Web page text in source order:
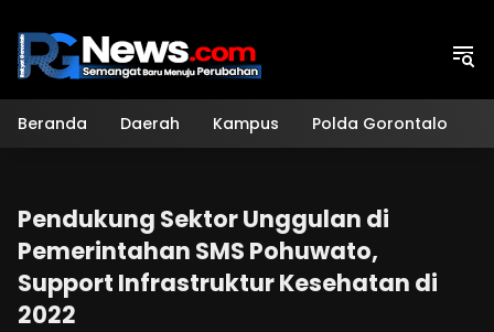
konten
Beranda Daerah Kampus Polda Gorontalo
Pendukung Sektor Unggulan di
Pemerintahan SMS Pohuwato,
Support Infrastruktur Kesehatan di
2022